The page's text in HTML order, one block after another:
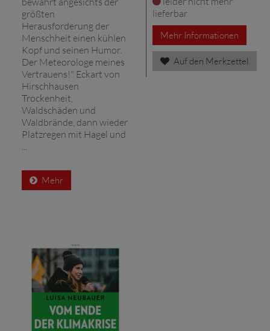
größten
Herausforderung der
Menschheit einen kühlen
Kopf und seinen Humor.
Der Meteorologe meines
Vertrauens!" Eckart von
Hirschhausen
Trockenheit,
Waldschäden und
Waldbrände, dann wieder
Platzregen mit Hagel und
Mehr
lieferbar
Mehr Informationen
Auf den Merkzettel